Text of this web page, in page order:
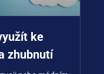
ke
zhubnutí